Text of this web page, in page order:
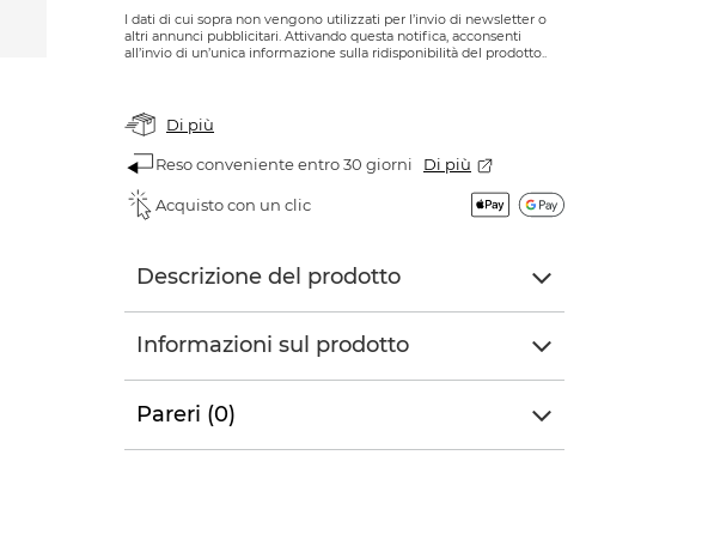
I dati di cui sopra non vengono utilizzati per l’invio di newsletter o
altri annunci pubblicitari. Attivando questa notifica, acconsenti
all’invio di un’unica informazione sulla ridisponibilità del prodotto..
Di più
Reso conveniente entro 30 giorni Di più
Acquisto con un clic
Descrizione del prodotto
Informazioni sul prodotto
Pareri (0)